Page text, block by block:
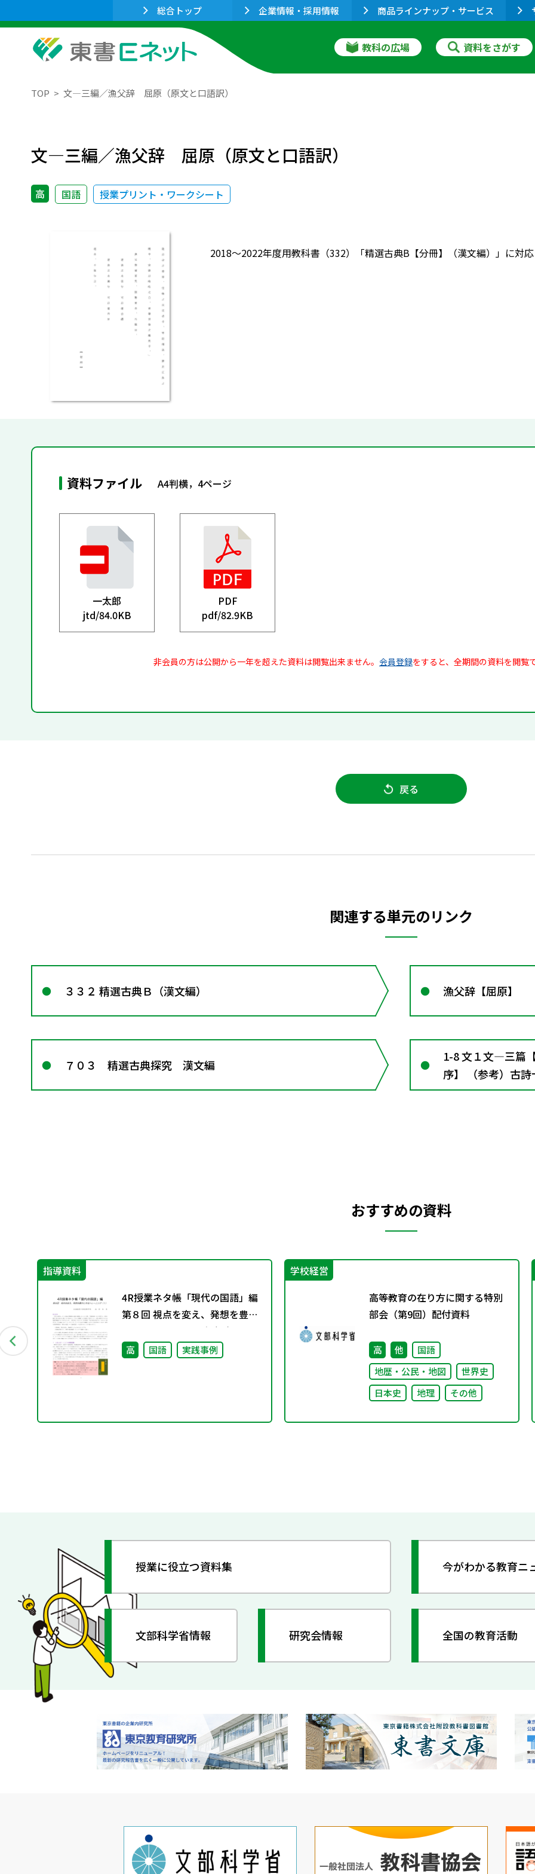
総合トップ 企業情報・採用情報 商品ラインナップ・サービス
教科の広場 資料をさがす
TOP 文―三編／漁父辞 屈原（原文と口語訳）
文―三編／漁父辞 屈原（原文と口語訳）
高 国語 授業プリント・ワークシート
2018～2022年度用教科書（332）「精選古典B【分冊】（漢文編）」に対
資料ファイル A4判横，4ページ
一太郎
jtd/84.0KB
PDF
pdf/82.9KB
非会員の方は公開から一年を超えた資料は閲覧出来ません。 会員登録をすると、全期間の資料を閲覧
戻る
関連する単元のリンク
３３２ 精選古典Ｂ（漢文編） 漁父辞【屈原】
７０３ 精選古典探究 漢文編
1-8 文１文―三篇
序】 （参考）古
おすすめの資料
指導資料
4R授業ネタ帳「現代の国語」編
第８回 視点を変え、発想を豊か
にするトレーニング（１）
高 国語 実践事例
学校経営
高等教育の在り方に関する特別
部会（第9回）配付資料
高 他
国語
地歴・公民・地図
世界史
日本史
地理 その他
授業に役立つ資料集 今がわかる教育ニ
文部科学省情報 研究会情報 全国の教育活動